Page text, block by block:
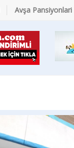
Avşa Pansiyonlari